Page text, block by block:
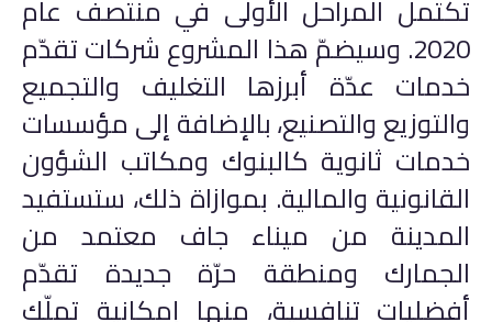
تكتمل المراحل الأولى في منتصف عام
2020. وسيضمّ هذا المشروع شركات تقدّم
خدمات عدّة أبرزها التغليف والتجميع
والتوزيع والتصنيع، بالإضافة إلى مؤسسات
خدمات ثانوية كالبنوك ومكاتب الشؤون
القانونية والمالية. بموازاة ذلك، ستستفيد
المدينة من ميناء جاف معتمد من
الجمارك ومنطقة حرّة جديدة تقدّم
أفضليات تنافسية، منها إمكانية تملّك